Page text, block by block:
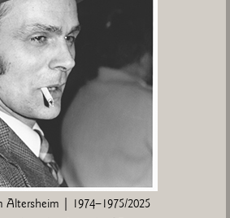
Altersheim | 1974–1975/2025